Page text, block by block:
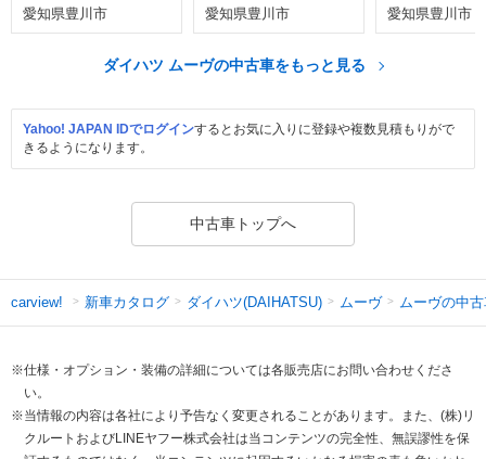
愛知県豊川市 愛知県豊川市 愛知県豊川市
ダイハツ ムーヴの中古車をもっと見る
Yahoo! JAPAN IDでログインするとお気に入りに登録や複数見積もりがで
きるようになります。
中古車トップへ
carview! 新車カタログ ダイハツ(DAIHATSU) ムーヴ ムーヴの中
※仕様・オプション・装備の詳細については各販売店にお問い合わせくださ
い。
※当情報の内容は各社により予告なく変更されることがあります。また、(株)リ
クルートおよびLINEヤフー株式会社は当コンテンツの完全性、無誤謬性を保